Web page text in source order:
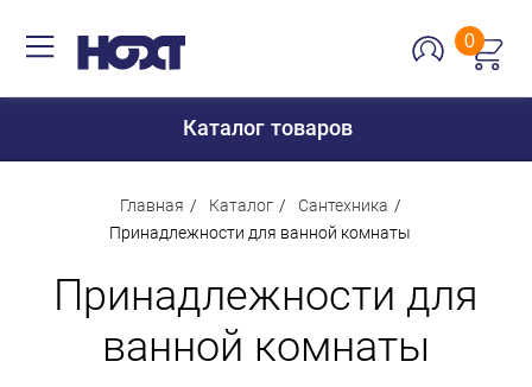
0
Каталог товаров
Для дома
Для кухни
Сантехника
Главная Каталог
Сантехника
Принадлежности для ванной комнаты
Принадлежности для
ванной комнаты